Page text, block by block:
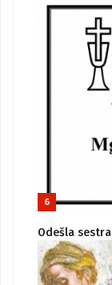
6
Odešla